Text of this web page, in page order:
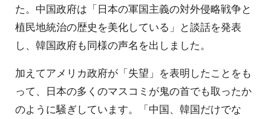
た。中国政府は「日本の軍国主義の対外侵略戦争と
植民地統治の歴史を美化している」と談話を発表
し、韓国政府も同様の声名を出しました。
加えてアメリカ政府が「失望」を表明したことをも
って、日本の多くのマスコミが鬼の首でも取ったか
のように騒ぎしています。「中国、韓国だけでな